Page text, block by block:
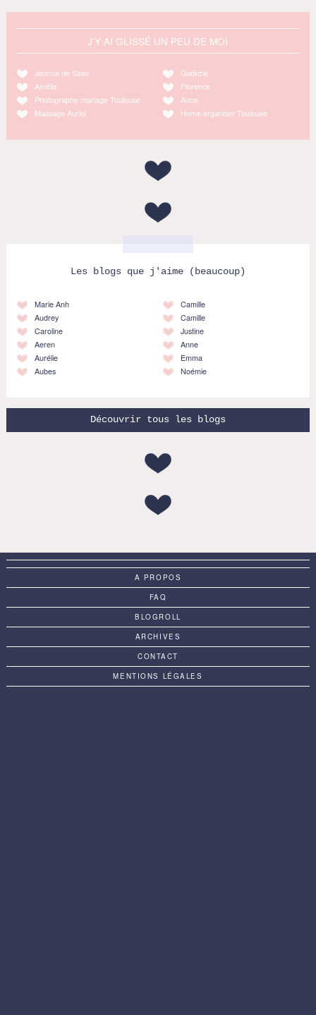
J'Y AI GLISSÉ UN PEU DE MOI
Journal de Saxe
Amélie
Photographe mariage Toulouse
Massage Auriol
Godiche
Florence
Anne
Home organiser Toulouse
Les blogs que j'aime (beaucoup)
Marie Anh
Audrey
Caroline
Aeren
Aurélie
Aubes
Camille
Camille
Justine
Anne
Emma
Noémie
Découvrir tous les blogs
A PROPOS
FAQ
BLOGROLL
ARCHIVES
CONTACT
MENTIONS LÉGALES